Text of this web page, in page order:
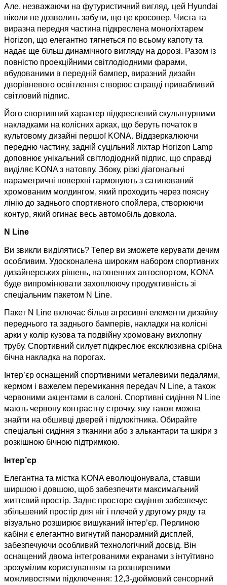
Але, незважаючи на футуристичний вигляд, цей Hyundai
ніколи не дозволить забути, що це кросовер. Чиста та
виразна передня частина підкреслена моноліхтарем
Horizon, що елегантно тягнеться по всьому капоту та
надає ще більш динамічного вигляду на дорозі. Разом із
повністю проекційними світлодіодними фарами,
вбудованими в передній бампер, виразний дизайн
дворівневого освітлення створює справді привабливий
світловий підпис.
Його спортивний характер підкреслений скульптурними
накладками на колісних арках, що беруть початок в
культовому дизайні першої KONA. Віддзеркалюючи
передню частину, задній суцільний ліхтар Horizon Lamp
доповнює унікальний світлодіодний підпис, що справді
виділяє KONA з натовпу. Збоку, різкі діагональні
параметричні поверхні гармонують з сатинований
хромованим молдингом, який проходить через поясну
лінію до заднього спортивного спойлера, створюючи
контур, який огинає весь автомобіль довкола.
N Line
Ви звикли виділятись? Тепер ви зможете керувати дечим
особливим. Удосконалена широким набором спортивних
дизайнерських рішень, натхненних автоспортом, KONA
буде випромінювати захоплюючу продуктивність зі
спеціальним пакетом N Line.
Пакет N Line включає більш агресивні елементи дизайну
переднього та заднього бамперів, накладки на колісні
арки у колір кузова та подвійну хромовану вихлопну
трубу. Спортивний силует підкреслює ексклюзивна срібна
бічна накладка на порогах.
Інтер’єр оснащений спортивними металевими педалями,
кермом і важелем перемикання передач N Line, а також
червоними акцентами в салоні. Спортивні сидіння N Line
мають червону контрастну строчку, яку також можна
знайти на обшивці дверей і підлокітника. Обирайте
спеціальні сидіння з тканини або з алькантари та шкіри з
розкішною бічною підтримкою.
Інтер’єр
Елегантна та містка KONA еволюціонувала, ставши
ширшою і довшою, щоб забезпечити максимальний
життєвий простір. Заднє просторе сидіння забезпечує
збільшений простір для ніг і плечей у другому ряду та
візуально розширює вишуканий інтер’єр. Перлиною
кабіни є елегантно вигнутий панорамний дисплей,
забезпечуючи особливий технологічний досвід. Він
оснащений двома інтегрованими екранами з інтуїтивно
зрозумілим користуванням та розширеними
можливостями підключення: 12,3-дюймовий сенсорний